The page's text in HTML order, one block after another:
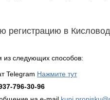
регистрацию в
из следующих способов:
Telegram Нажмите тут
796-30-96